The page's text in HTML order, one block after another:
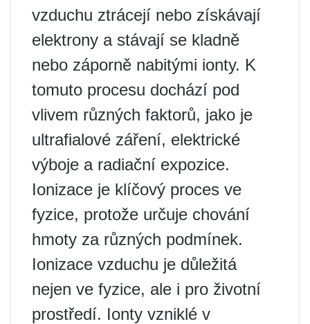
vzduchu ztrácejí nebo získávají
elektrony a stávají se kladně
nebo záporně nabitými ionty. K
tomuto procesu dochází pod
vlivem různých faktorů, jako je
ultrafialové záření, elektrické
výboje a radiační expozice.
Ionizace je klíčový proces ve
fyzice, protože určuje chování
hmoty za různých podmínek.
Ionizace vzduchu je důležitá
nejen ve fyzice, ale i pro životní
prostředí. Ionty vzniklé v